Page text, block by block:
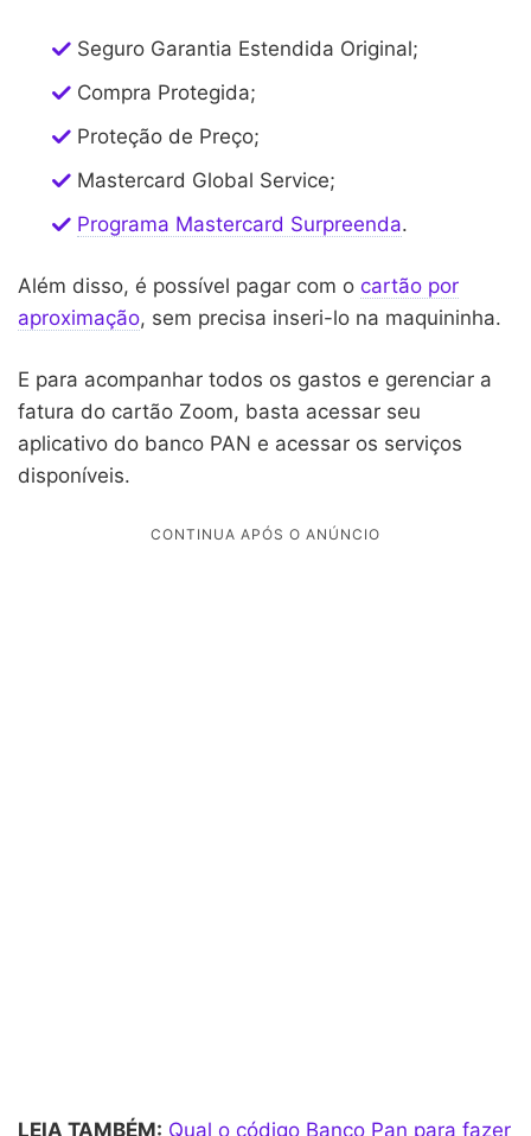
Seguro Garantia Estendida Original;
Compra Protegida;
Proteção de Preço;
Mastercard Global Service;
Programa Mastercard Surpreenda.
Além disso, é possível pagar com o cartão por
aproximação, sem precisa inseri-lo na maquininha.
E para acompanhar todos os gastos e gerenciar a
fatura do cartão Zoom, basta acessar seu
aplicativo do banco PAN e acessar os serviços
disponíveis.
LEIA TAMBÉM: Qual o código Banco Pan para fazer